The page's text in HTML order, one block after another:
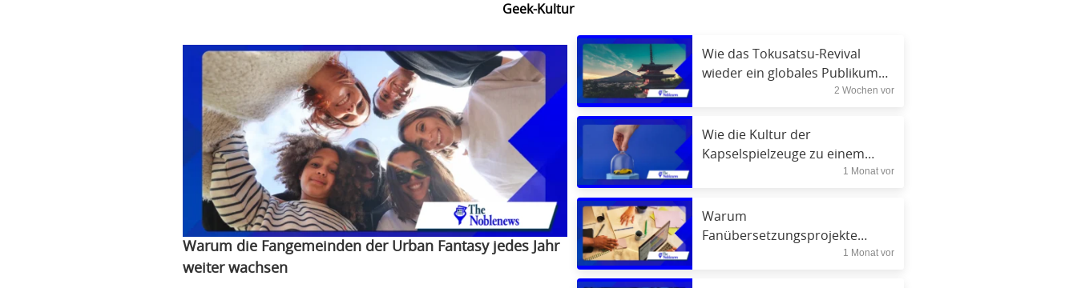
Geek-Kultur
Warum die Fangemeinden der Urban Fantasy jedes Jahr
weiter wachsen
Wie das Tokusatsu-Revival
wieder ein globales Publikum
2 Wochen vor
Wie die Kultur der
Kapselspielzeuge zu einem
weltweiten Sammeltrend wurde
1 Monat vor
Warum
Fanübersetzungsprojekte
vergessene Klassiker bewahren
1 Monat vor